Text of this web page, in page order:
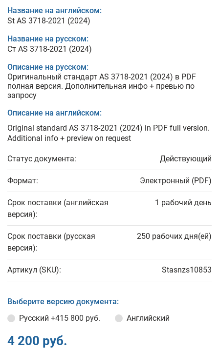
Название на английском:
St AS 3718-2021 (2024)
Название на русском:
Ст AS 3718-2021 (2024)
Описание на русском:
Оригинальный стандарт AS 3718-2021 (2024) в PDF
полная версия. Дополнительная инфо + превью по
запросу
Описание на английском:
Original standard AS 3718-2021 (2024) in PDF full version.
Additional info + preview on request
Статус документа: Действующий
Формат: Электронный (PDF)
Срок поставки (английская
версия):
1 рабочий день
Срок поставки (русская
версия):
250 рабочих дня(ей)
Артикул (SKU): Stasnzs10853
Выберите версию документа:
Русский +415 800 руб. Английский
4 200 руб.